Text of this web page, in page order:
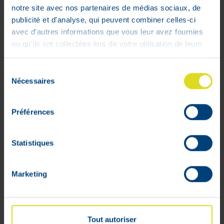
notre site avec nos partenaires de médias sociaux, de
publicité et d'analyse, qui peuvent combiner celles-ci
avec d'autres informations que vous leur avez fournies
ou qu'ils ont collectées lors de votre utilisation de leurs
services.
Nécessaires
Préférences
Statistiques
Marketing
Tout autoriser
Bio-Oil® aide à amoindrir les taches
pigmentées et les boutons causés par
des changements hormonaux, des
moyens pour blanchir la peau ou une
Appliquer Bio-Oil® deux fois par jour du
bout des doigts par des mouvements
complètement absorbé. Utiliser pour une
Peau vieillissante
Bio-Oil® aide à rendre la peau vieillissante,
affaissante et ridée du visage et du corps
plus uniforme.
Appliquer Bio-Oil® deux fois par jour du